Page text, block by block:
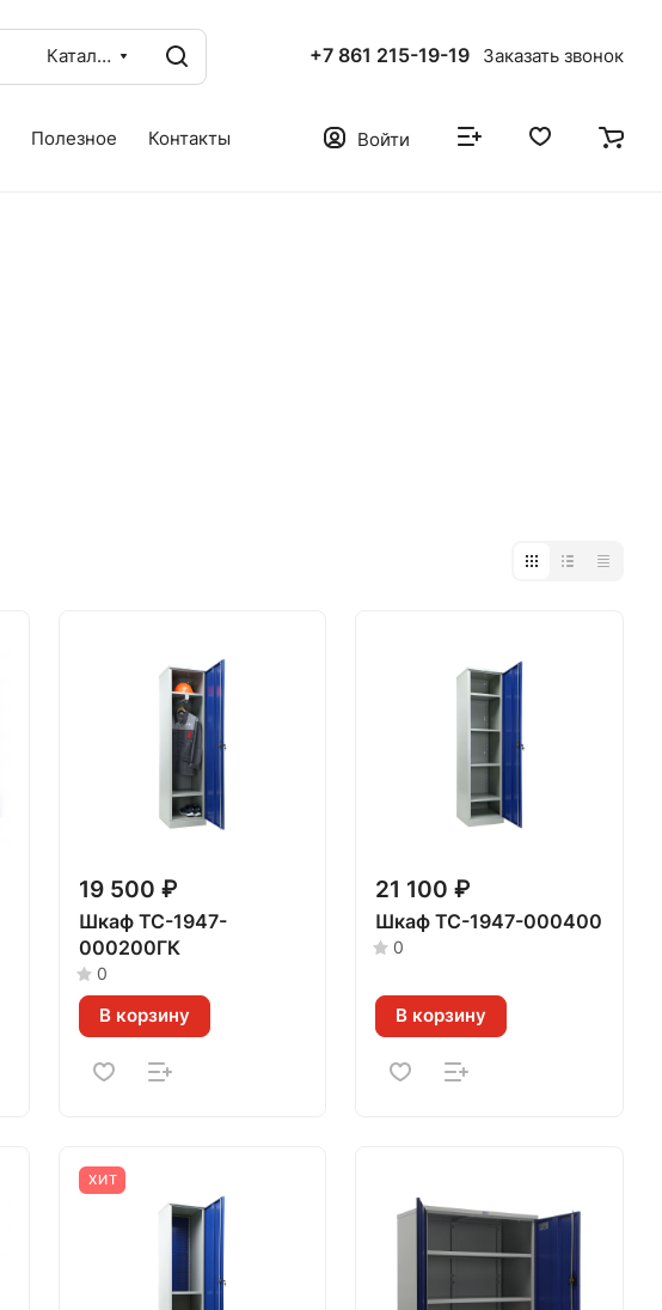
Каталог +7 861 215-19-19 Заказать звонок
Полезное Контакты Войти
19 500 ₽
Шкаф TC-1947-
000200ГК
0
В корзину
21 100 ₽
Шкаф TC-1947-000400
0
В корзину
ХИТ